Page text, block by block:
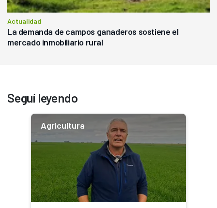
Actualidad
La demanda de campos ganaderos sostiene el
mercado inmobiliario rural
Seguí leyendo
Agricultura